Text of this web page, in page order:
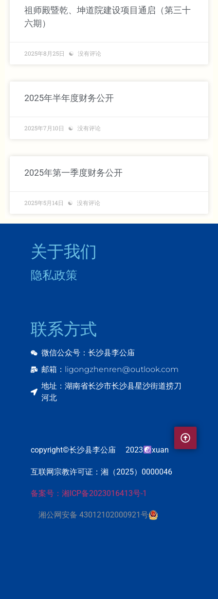
五苦超生。千生觉悟。大悲大愿。大圣大慈。
祖师殿暨乾、坤道院建设项目通启（第三十
六期）
2025年8月25日 没有评论
2025年半年度财务公开
2025年7月10日 没有评论
2025年第一季度财务公开
2025年5月14日 没有评论
关于我们
隐私政策
联系方式
微信公众号：长沙县李公庙
邮箱：ligongzhenren@outlook.com
地址：湖南省长沙市长沙县星沙街道捞刀
河北
copyright©长沙县李公庙 2023 xuan
互联网宗教许可证：湘（2025）0000046
备案号：湘ICP备2023016413号-1
湘公网安备 43012102000921号